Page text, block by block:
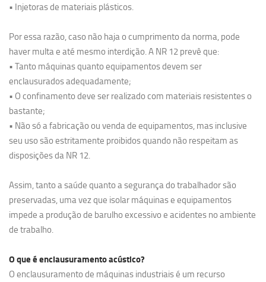
• Injetoras de materiais plásticos.
Por essa razão, caso não haja o cumprimento da norma, pode
haver multa e até mesmo interdição. A NR 12 prevê que:
• Tanto máquinas quanto equipamentos devem ser
enclausurados adequadamente;
• O confinamento deve ser realizado com materiais resistentes o
bastante;
• Não só a fabricação ou venda de equipamentos, mas inclusive
seu uso são estritamente proibidos quando não respeitam as
disposições da NR 12.
Assim, tanto a saúde quanto a segurança do trabalhador são
preservadas, uma vez que isolar máquinas e equipamentos
impede a produção de barulho excessivo e acidentes no ambiente
de trabalho.
O que é enclausuramento acústico?
O enclausuramento de máquinas industriais é um recurso